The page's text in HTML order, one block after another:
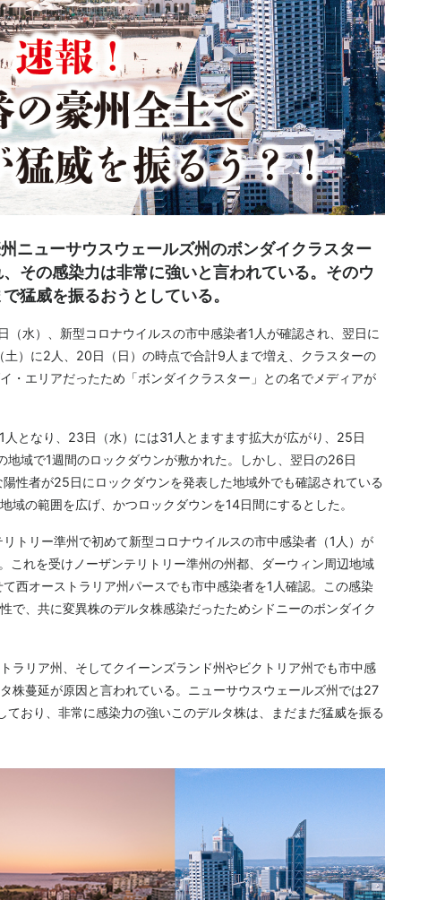
ニューサウスウェールズ州のボンダイクラスター
その感染力は非常に強いと言われている。そのウ
猛威を振るおうとしている。
（水）、新型コロナウイルスの市中感染者1人が確認され、翌日に
）に2人、20日（日）の時点で合計9人まで増え、クラスターの
・エリアだったため「ボンダイクラスター」との名でメディアが
となり、23日（水）には31人とますます拡大が広がり、25日
地域で1週間のロックダウンが敷かれた。しかし、翌日の26日
性者が25日にロックダウンを発表した地域外でも確認されている
域の範囲を広げ、かつロックダウンを14日間にするとした。
トリー準州で初めて新型コロナウイルスの市中感染者（1人）が
これを受けノーザンテリトリー準州の州都、ダーウィン周辺地域
西オーストラリア州パースでも市中感染者を1人確認。この感染
で、共に変異株のデルタ株感染だったためシドニーのボンダイク
ラリア州、そしてクイーンズランド州やビクトリア州でも市中感
株蔓延が原因と言われている。ニューサウスウェールズ州では27
ており、非常に感染力の強いこのデルタ株は、まだまだ猛威を振る